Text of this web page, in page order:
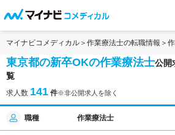
マイナビコメディカル 作業療法士の転職情報
東京都の新卒OKの作業療法士公開
覧
求人数 141 件※非公開求人を除く
職種 作業療法士